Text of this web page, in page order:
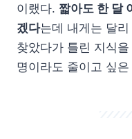
이랬다. 짧아도 한 달
겠다는데 내게는 달
찾았다가 틀린 지식
명이라도 줄이고 싶